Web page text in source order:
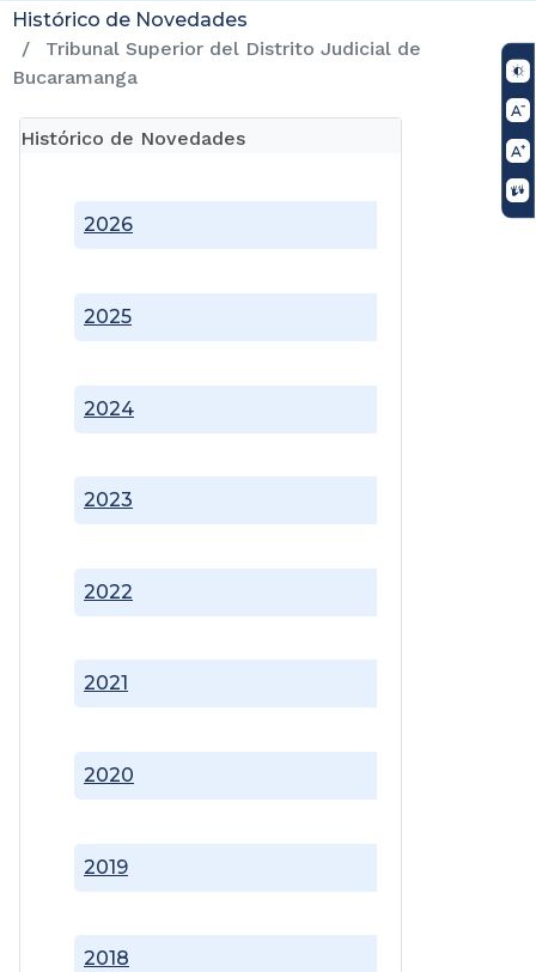
Histórico de Novedades
Tribunal Superior del Distrito Judicial de
Bucaramanga
Histórico de Novedades
2018
2019
2020
2021
2022
2023
2024
2025
2026